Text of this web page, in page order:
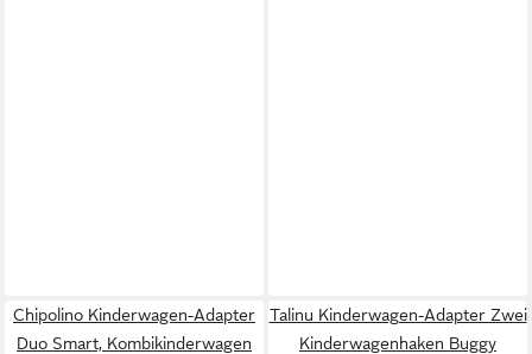
Chipolino Kinderwagen-Adapter
Duo Smart, Kombikinderwagen
Talinu Kinderwagen-Adapter Zwei
Kinderwagenhaken Buggy